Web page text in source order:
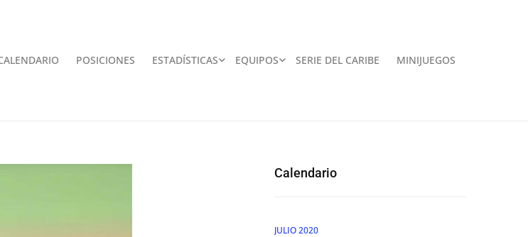
POSICIONES ESTADÍSTICAS EQUIPOS SERIE DEL CARIBE MINIJUEGOS
Calendario
JULIO 2020